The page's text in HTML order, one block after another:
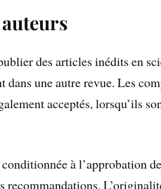
des articles inédits en
dans une autre revue. Les
acceptés, lorsqu’ils
à l’approbation
recommandations.